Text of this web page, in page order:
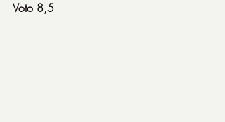
Voto 8,5